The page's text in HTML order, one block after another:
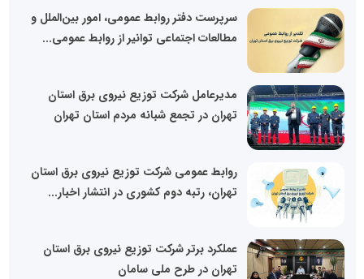
سرپرست دفتر روابط عمومی، امور بین‌الملل و
مطالعات اجتماعی توانیر از روابط عمومی...
مدیرعامل شرکت توزیع نیروی برق استان
تهران در تجمع شبانه مردم استان تهران
روابط عمومی شرکت توزیع نیروی برق استان
تهران، رتبه دوم کشوری در انتشار اخبار...
عملکرد برتر شرکت توزیع نیروی برق استان
تهران در طرح ملی سامان